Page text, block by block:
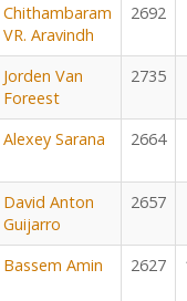
Chithambaram
VR. Aravindh
2692
Jorden Van
Foreest
2735
Alexey Sarana 2664
David Anton
Guijarro
2657
Bassem Amin 2627